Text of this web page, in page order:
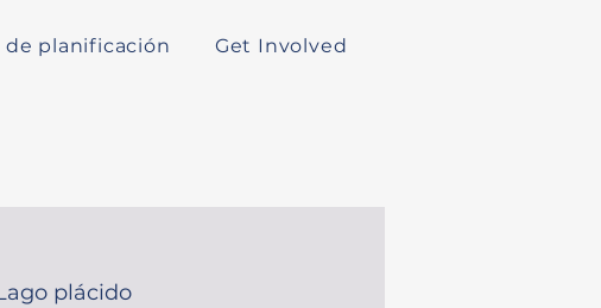
de planificación Get Involved
plácido